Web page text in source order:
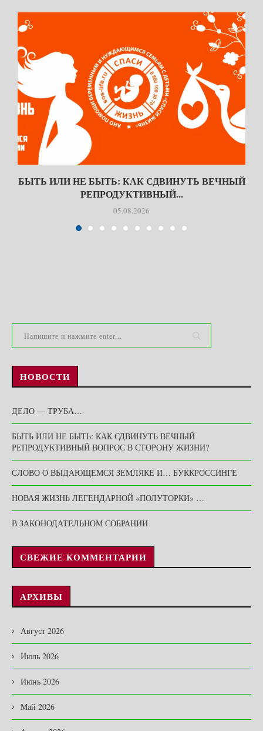
БЫТЬ ИЛИ НЕ БЫТЬ: КАК СДВИНУТЬ ВЕЧНЫЙ
РЕПРОДУКТИВНЫЙ...
05.08.2026
НОВОСТИ
ДЕЛО — ТРУБА…
БЫТЬ ИЛИ НЕ БЫТЬ: КАК СДВИНУТЬ ВЕЧНЫЙ
РЕПРОДУКТИВНЫЙ ВОПРОС В СТОРОНУ ЖИЗНИ?
СЛОВО О ВЫДАЮЩЕМСЯ ЗЕМЛЯКЕ И… БУККРОССИНГЕ
НОВАЯ ЖИЗНЬ ЛЕГЕНДАРНОЙ «ПОЛУТОРКИ» …
В ЗАКОНОДАТЕЛЬНОМ СОБРАНИИ
СВЕЖИЕ КОММЕНТАРИИ
АРХИВЫ
Август 2026
Июль 2026
Июнь 2026
Май 2026